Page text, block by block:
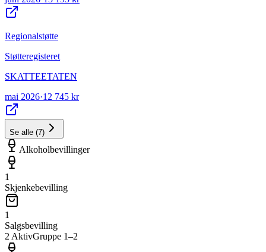
Regionalstøtte
Støtteregisteret
SKATTEETATEN
mai 2026·12 745 kr
Se alle (7)
Alkoholbevillinger
1
Skjenkebevilling
1
Salgsbevilling
2 AktivGruppe 1–2